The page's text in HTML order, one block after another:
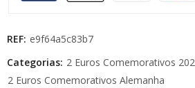
REF: e9f64a5c83b7
Categorias: 2 Euros Comemorativos
2 Euros Comemorativos Alemanha